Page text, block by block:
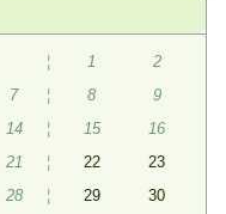
¦ 1
2
7 ¦ 8
9
14 ¦ 15
16
21 ¦ 22
23
28 ¦ 29
30